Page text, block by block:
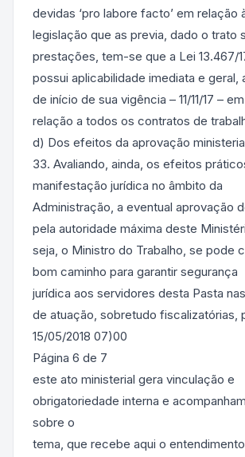
devidas ‘pro labore facto’ em relação
legislação que as previa, dado o trato
prestações, tem-se que a Lei 13.467/
possui aplicabilidade imediata e geral,
de início de sua vigência – 11/11/17 – em
relação a todos os contratos de
d) Dos efeitos da aprovação
33. Avaliando, ainda, os efeitos
manifestação jurídica no âmbito da
Administração, a eventual aprovação
pela autoridade máxima deste
seja, o Ministro do Trabalho, se pode
bom caminho para garantir segurança
jurídica aos servidores desta Pasta
de atuação, sobretudo fiscalizatórias,
15/05/2018 07)00
Página 6 de 7
este ato ministerial gera vinculação e
obrigatoriedade interna e
sobre o
tema, que recebe aqui o